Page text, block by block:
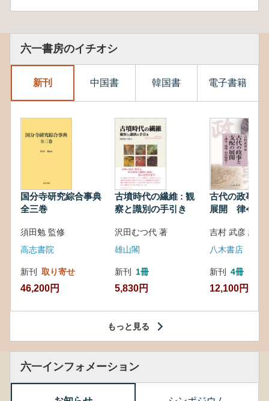
六一書房のイチオシ
新刊 中国書 韓国書 電子書籍
国分寺研究綜合事典
全三巻
須田勉 監修
高志書院
新刊 取り寄せ
46,200円
古墳時代の繊維 : 観
察と識別の手引き
沢田むつ代 著
雄山閣
新刊 1冊
5,830円
古代の政事と
展開 律令・
吉村 武彦 編集
八木書店
新刊 4冊
12,100円
もっと見る
六一インフォメーション